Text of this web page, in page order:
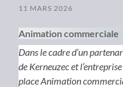
11 MARS 2026
Animation commerciale
Dans le cadre d’un
de Kerneuzec et
place Animation